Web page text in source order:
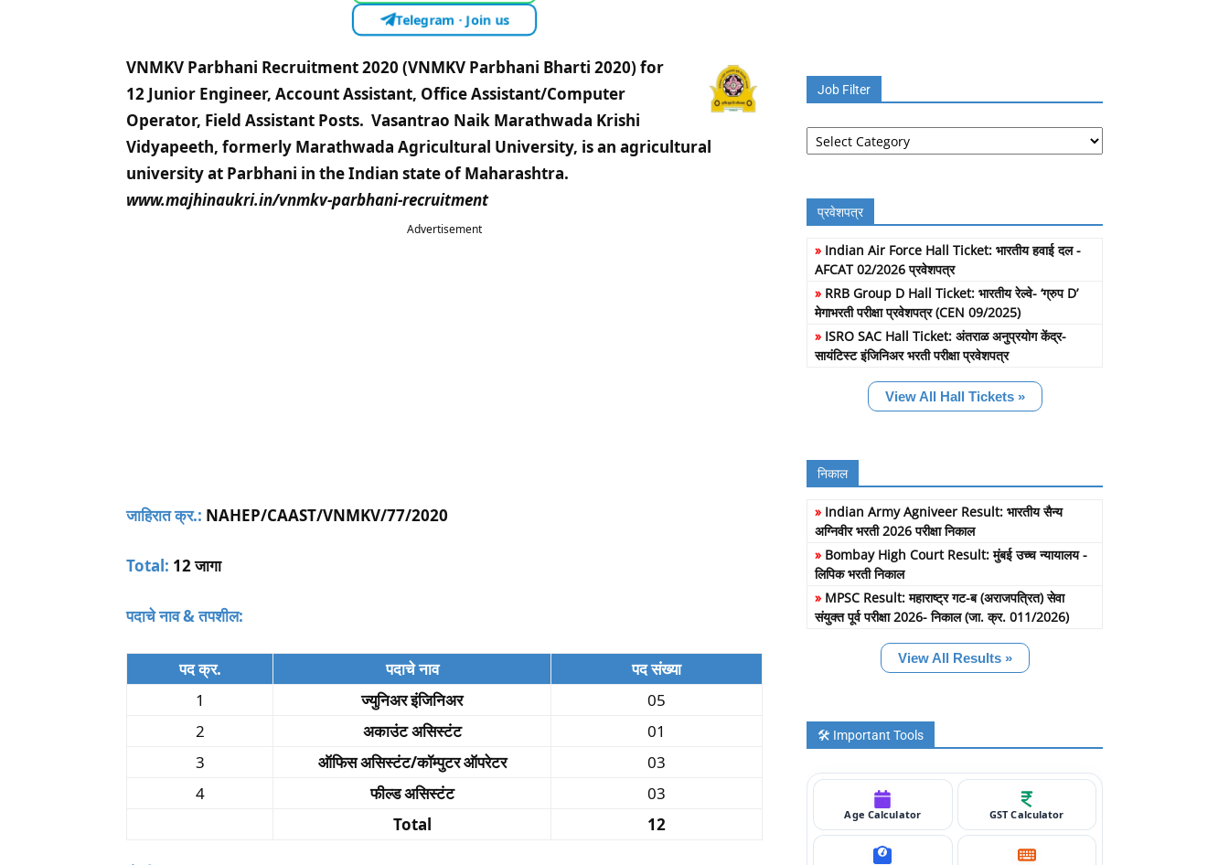
Telegram · Join us
VNMKV Parbhani Recruitment 2020 (VNMKV Parbhani Bharti 2020) for
12 Junior Engineer, Account Assistant, Office Assistant/Computer
Operator, Field Assistant Posts. Vasantrao Naik Marathwada Krishi
Vidyapeeth, formerly Marathwada Agricultural University, is an agricultural
university at Parbhani in the Indian state of Maharashtra.
www.majhinaukri.in/vnmkv-parbhani-recruitment
Advertisement
जाहिरात क्र.: NAHEP/CAAST/VNMKV/77/2020
Total: 12 जागा
पदाचे नाव & तपशील:
पद क्र. पदाचे नाव
पद संख्या
1
ज्युनिअर इंजिनिअर
05
2
अकाउंट असिस्टंट
01
3
ऑफिस असिस्टंट/कॉम्पुटर ऑपरेटर
03
4
फील्ड असिस्टंट
03
Total
12
Job Filter
Job
Filter
प्रवेशपत्र
» Indian Air Force Hall Ticket: भारतीय हवाई दल -
AFCAT 02/2026 प्रवेशपत्र
» RRB Group D Hall Ticket: भारतीय रेल्वे- ‘ग्रुप D’
मेगाभरती परीक्षा प्रवेशपत्र (CEN 09/2025)
» ISRO SAC Hall Ticket: अंतराळ अनुप्रयोग केंद्र-
सायंटिस्ट इंजिनिअर भरती परीक्षा प्रवेशपत्र
View All Hall Tickets »
निकाल
» Indian Army Agniveer Result: भारतीय सैन्य
अग्निवीर भरती 2026 परीक्षा निकाल
» Bombay High Court Result: मुंबई उच्च न्यायालय -
लिपिक भरती निकाल
» MPSC Result: महाराष्ट्र गट-ब (अराजपत्रित) सेवा
संयुक्त पूर्व परीक्षा 2026- निकाल (जा. क्र. 011/2026)
View All Results »
🛠️ Important Tools
Age Calculator GST Calculator